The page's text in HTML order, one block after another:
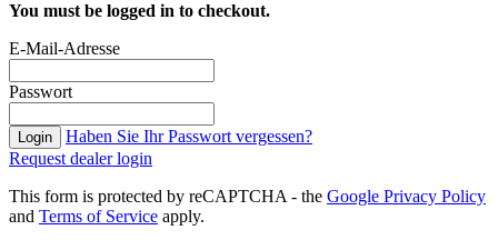
You must be logged in to checkout.
E-Mail-Adresse
Passwort
Login
Haben Sie Ihr Passwort vergessen?
Request dealer login
This form is protected by reCAPTCHA - the Google Privacy Policy
and Terms of Service apply.